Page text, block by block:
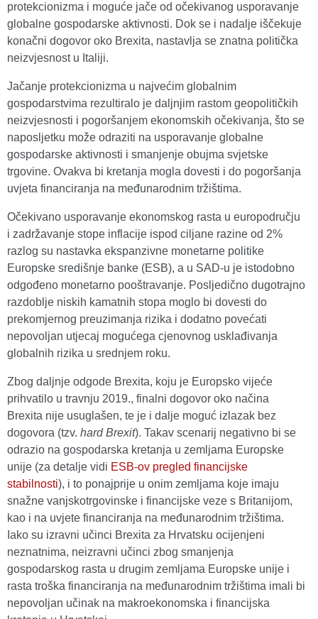
protekcionizma i moguće jače od očekivanog usporavanje
globalne gospodarske aktivnosti. Dok se i nadalje iščekuje
konačni dogovor oko Brexita, nastavlja se znatna politička
neizvjesnost u Italiji.
Jačanje protekcionizma u najvećim globalnim
gospodarstvima rezultiralo je daljnjim rastom geopolitičkih
neizvjesnosti i pogoršanjem ekonomskih očekivanja, što se
naposljetku može odraziti na usporavanje globalne
gospodarske aktivnosti i smanjenje obujma svjetske
trgovine. Ovakva bi kretanja mogla dovesti i do pogoršanja
uvjeta financiranja na međunarodnim tržištima.
Očekivano usporavanje ekonomskog rasta u europodručju
i zadržavanje stope inflacije ispod ciljane razine od 2%
razlog su nastavka ekspanzivne monetarne politike
Europske središnje banke (ESB), a u SAD-u je istodobno
odgođeno monetarno pooštravanje. Posljedično dugotrajno
razdoblje niskih kamatnih stopa moglo bi dovesti do
prekomjernog preuzimanja rizika i dodatno povećati
nepovoljan utjecaj mogućega cjenovnog usklađivanja
globalnih rizika u srednjem roku.
Zbog daljnje odgode Brexita, koju je Europsko vijeće
prihvatilo u travnju 2019., finalni dogovor oko načina
Brexita nije usuglašen, te je i dalje moguć izlazak bez
dogovora (tzv. hard Brexit). Takav scenarij negativno bi se
odrazio na gospodarska kretanja u zemljama Europske
unije (za detalje vidi ESB-ov pregled financijske
stabilnosti), i to ponajprije u onim zemljama koje imaju
snažne vanjskotrgovinske i financijske veze s Britanijom,
kao i na uvjete financiranja na međunarodnim tržištima.
Iako su izravni učinci Brexita za Hrvatsku ocijenjeni
neznatnima, neizravni učinci zbog smanjenja
gospodarskog rasta u drugim zemljama Europske unije i
rasta troška financiranja na međunarodnim tržištima imali bi
nepovoljan učinak na makroekonomska i financijska